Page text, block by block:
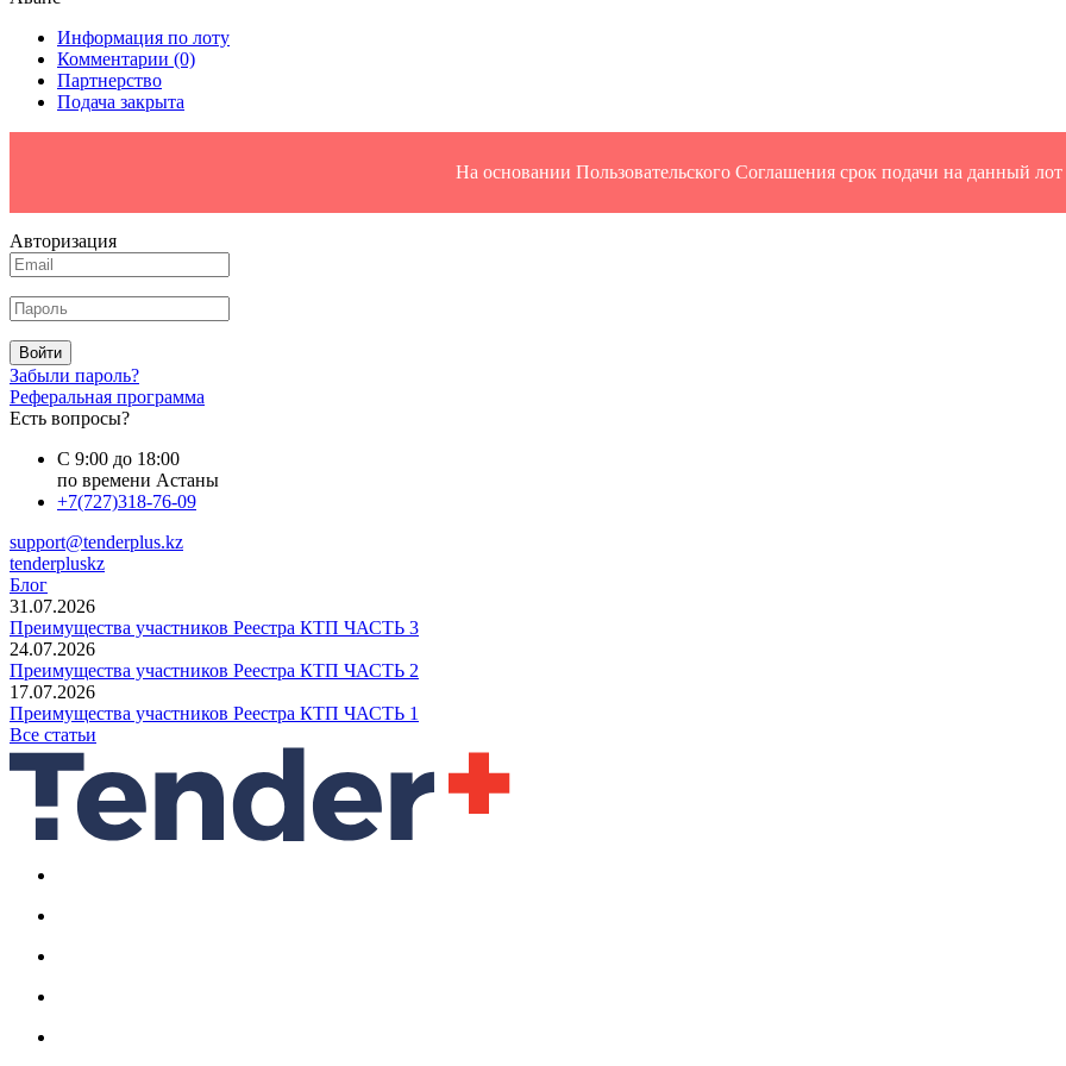
Информация по лоту
Комментарии (0)
Партнерство
Подача закрыта
На основании Пользовательского Соглашения срок подачи на данный лот
Авторизация
Войти
Забыли пароль?
Реферальная программа
Есть вопросы?
С 9:00 до 18:00
по времени Астаны
+7(727)318-76-09
support@tenderplus.kz
tenderpluskz
Блог
31.07.2026
Преимущества участников Реестра КТП ЧАСТЬ 3
24.07.2026
Преимущества участников Реестра КТП ЧАСТЬ 2
17.07.2026
Преимущества участников Реестра КТП ЧАСТЬ 1
Все статьи